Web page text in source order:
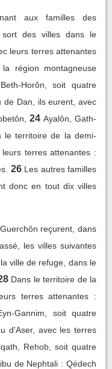
aux familles des
des villes dans le
leurs terres attenantes
région montagneuse
Horôn, soit quatre
de Dan, ils eurent, avec
24 Ayalôn, Gath-
le territoire de la demi-
terres attenantes :
26 Les autres familles
donc en tout dix villes
reçurent, dans
les villes suivantes
ville de refuge, dans le
Dans le territoire de la
terres attenantes :
Gannim, soit quatre
d'Aser, avec les terres
Rehob, soit quatre
de Nephtali : Qédech